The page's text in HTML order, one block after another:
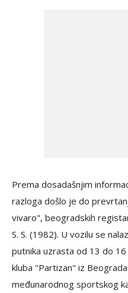
Prema dosadašnjim
razloga došlo je do
vivaro", beogradskih
S. S. (1982). U vozilu se
putnika uzrasta od 13 do
kluba "Partizan" iz
međunarodnog sportskog